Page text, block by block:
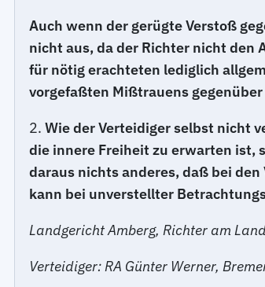
Auch wenn der gerügte Verstoß
nicht aus, da der Richter nicht den
für nötig erachteten lediglich
vorgefaßten Mißtrauens
2. Wie der Verteidiger selbst nicht
die innere Freiheit zu erwarten ist,
daraus nichts anderes, daß bei
kann bei unverstellter
Landgericht Amberg, Richter am
Verteidiger: RA Günter Werner,